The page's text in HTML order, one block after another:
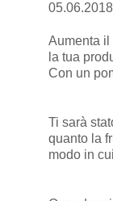
05.06.2018
Aumenta il
la tua
Con un
Ti sarà
quanto la
modo in